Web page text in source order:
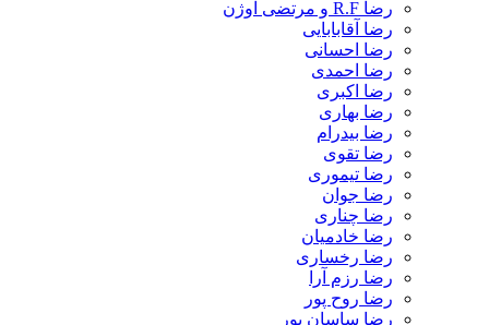
رضا R.F و مرتضی اوژن
رضا آقابابایی
رضا احسانی
رضا احمدی
رضا اکبری
رضا بهاری
رضا بیدرام
رضا تقوی
رضا تیموری
رضا جوان
رضا چناری
رضا خادمیان
رضا رخساری
رضا رزم آرا
رضا روح پور
رضا ساسان پور